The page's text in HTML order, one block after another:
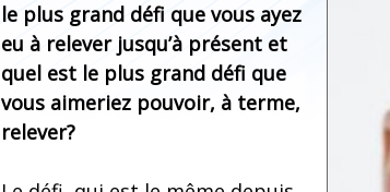
le plus grand défi que vous ayez
eu à relever jusqu’à présent et
quel est le plus grand défi que
vous aimeriez pouvoir, à terme,
relever?